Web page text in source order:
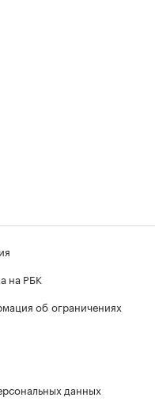
на РБК
об ограничениях
данных